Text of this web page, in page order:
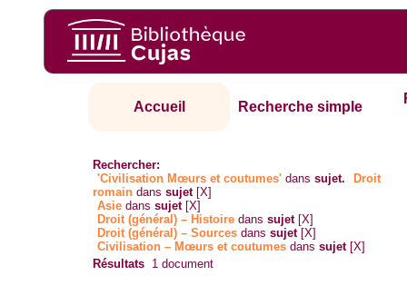
Accueil Recherche simple
Rechercher:
'Civilisation Mœurs et coutumes' danssujet.
Droit
romain danssujet [X]
Asie danssujet [X]
Droit (général) – Histoire danssujet [X]
Droit (général) – Sources danssujet [X]
Civilisation – Mœurs et coutumes danssujet [X]
Résultats 1 document